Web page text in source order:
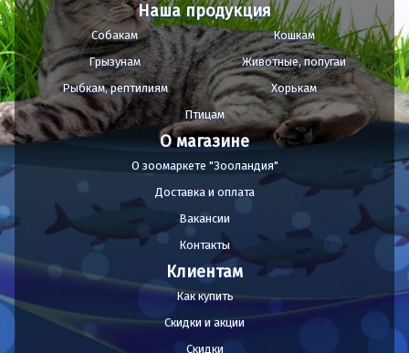
Наша продукция
Собакам
Кошкам
Грызунам
Животные, попугаи
Рыбкам, рептилиям
Хорькам
Птицам
О магазине
О зоомаркете "Зооландия"
Доставка и оплата
Вакансии
Контакты
Клиентам
Как купить
Скидки и акции
Скидки